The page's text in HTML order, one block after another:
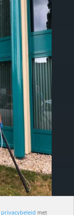
privacybeleid met